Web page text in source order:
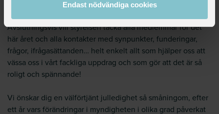
Endast nödvändiga cookies
Avslutningsvis vill styrelsen tacka alla medlemmar för det
här året och alla kontakter med synpunkter, funderingar,
frågor, ifrågasättanden… helt enkelt allt som hjälper oss att
vässa oss i vårt fackliga uppdrag och som gör att det är så
roligt och spännande!
Vi önskar dig en välförtjänt julledighet så småningom, efter
ett år vars förändringar i myndigheten i olika grad påverkat